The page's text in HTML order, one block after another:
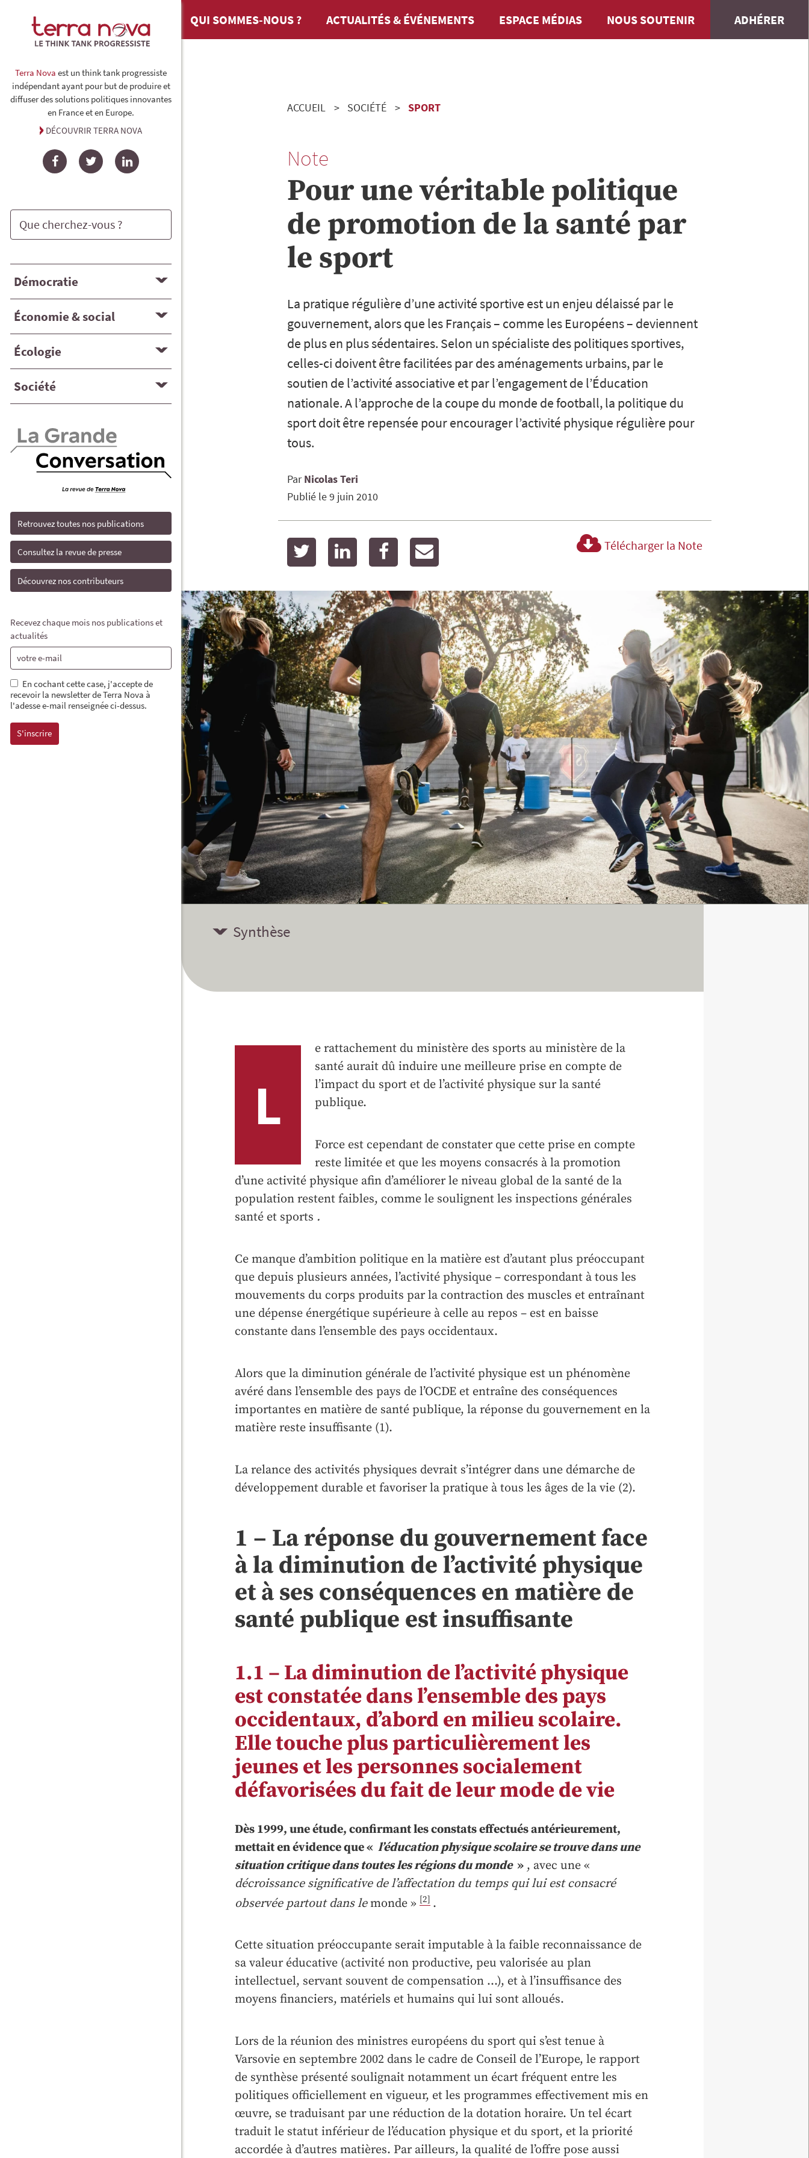
Terra Nova est un think tank progressiste
indépendant ayant pour but de produire et
diffuser des solutions politiques innovantes
en France et en Europe.
DÉCOUVRIR TERRA NOVA
FacebookTwitterLinkedIn
Démocratie
Économie & social
Écologie
Société
Retrouvez toutes nos publications
Consultez la revue de presse
Découvrez nos contributeurs
Recevez chaque mois nos publications et
actualités
En cochant cette case, j'accepte de
recevoir la newsletter de Terra Nova à
l'adesse e-mail renseignée ci-dessus.
QUI SOMMES-NOUS ? ACTUALITÉS & ÉVÉNEMENTS ESPACE MÉDIAS NOUS SOUTENIR ADHÉRER
ACCUEIL SOCIÉTÉ SPORT
Note
Pour une véritable politique
de promotion de la santé par
le sport
La pratique régulière d’une activité sportive est un enjeu délaissé par le
gouvernement, alors que les Français – comme les Européens – deviennent
de plus en plus sédentaires. Selon un spécialiste des politiques sportives,
celles-ci doivent être facilitées par des aménagements urbains, par le
soutien de l’activité associative et par l’engagement de l’Éducation
nationale. A l’approche de la coupe du monde de football, la politique du
sport doit être repensée pour encourager l’activité physique régulière pour
tous.
Par NicolasTeri
Publié le9 juin 2010
twitter linkedin facebook Télécharger la Note
Synthèse
L
e rattachement du ministère des sports au ministère de la
santé aurait dû induire une meilleure prise en compte de
l’impact du sport et de l’activité physique sur la santé
publique.
Force est cependant de constater que cette prise en compte
reste limitée et que les moyens consacrés à la promotion
d’une activité physique afin d’améliorer le niveau global de la santé de la
population restent faibles, comme le soulignent les inspections générales
santé et sports .
Ce manque d’ambition politique en la matière est d’autant plus préoccupant
que depuis plusieurs années, l’activité physique – correspondant à tous les
mouvements du corps produits par la contraction des muscles et entraînant
une dépense énergétique supérieure à celle au repos – est en baisse
constante dans l’ensemble des pays occidentaux.
Alors que la diminution générale de l’activité physique est un phénomène
avéré dans l’ensemble des pays de l’OCDE et entraîne des conséquences
importantes en matière de santé publique, la réponse du gouvernement en la
matière reste insuffisante (1).
La relance des activités physiques devrait s’intégrer dans une démarche de
développement durable et favoriser la pratique à tous les âges de la vie (2).
1 – La réponse du gouvernement face
à la diminution de l’activité physique
et à ses conséquences en matière de
santé publique est insuffisante
1.1 – La diminution de l’activité physique
est constatée dans l’ensemble des pays
occidentaux, d’abord en milieu scolaire.
Elle touche plus particulièrement les
jeunes et les personnes socialement
défavorisées du fait de leur mode de vie
Dès 1999, une étude, confirmant les constats effectués antérieurement,
mettait en évidence que «l’éducation physique scolaire se trouve dans une
situation critique dans toutes les régions du monde» , avec une «
décroissance significative de l’affectation du temps qui lui est consacré
observée partout dans lemonde »[2] .
Cette situation préoccupante serait imputable à la faible reconnaissance de
sa valeur éducative (activité non productive, peu valorisée au plan
intellectuel, servant souvent de compensation …), et à l’insuffisance des
moyens financiers, matériels et humains qui lui sont alloués.
Lors de la réunion des ministres européens du sport qui s’est tenue à
Varsovie en septembre 2002 dans le cadre de Conseil de l’Europe, le rapport
de synthèse présenté soulignait notamment un écart fréquent entre les
politiques officiellement en vigueur, et les programmes effectivement mis en
œuvre, se traduisant par une réduction de la dotation horaire. Un tel écart
traduit le statut inférieur de l’éducation physique et du sport, et la priorité
accordée à d’autres matières. Par ailleurs, la qualité de l’offre pose aussi